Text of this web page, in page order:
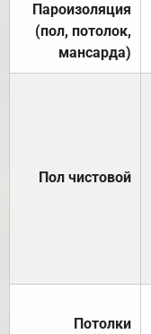
Пароизоляция
(пол, потолок,
мансарда)
Пол чистовой
Потолки